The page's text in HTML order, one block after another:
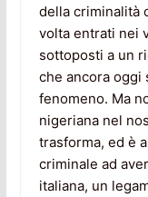
della criminalità
volta entrati nei
sottoposti a un
che ancora oggi
fenomeno. Ma
nigeriana nel
trasforma, ed è
criminale ad
italiana, un